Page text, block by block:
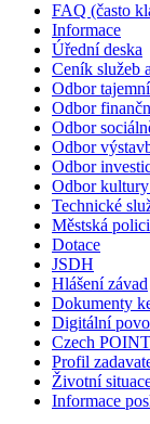
FAQ (často
Informace
Úřední deska
Ceník služeb
Odbor
Odbor
Odbor
Odbor
Odbor
Odbor
Technické
Městská
Dotace
JSDH
Hlášení závad
Dokumenty
Digitální
Czech POINT
Profil
Životní
Informace